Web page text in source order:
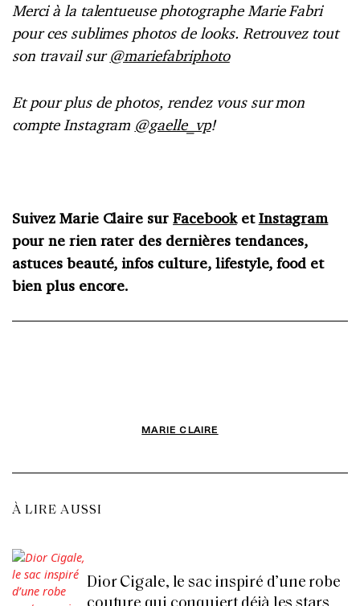
Merci à la talentueuse photographe Marie Fabri
pour ces sublimes photos de looks. Retrouvez tout
son travail sur@mariefabriphoto
Et pour plus de photos, rendez vous sur mon
compte Instagram @gaelle_vp!
Suivez Marie Claire surFacebooketInstagram
pour ne rien rater des dernières tendances,
astuces beauté, infos culture, lifestyle, food et
bien plus encore.
MARIE CLAIRE
À LIRE AUSSI
Dior Cigale, le sac inspiré d’une robe